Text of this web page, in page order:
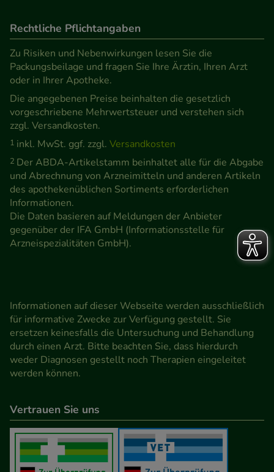
Rechtliche Pflichtangaben
Zu Risiken und Nebenwirkungen lesen Sie die
Packungsbeilage und fragen Sie Ihre Ärztin, Ihren Arzt
oder in Ihrer Apotheke.
Die angegebenen Preise beinhalten die gesetzlich
vorgeschriebene Mehrwertsteuer und verstehen sich
zzgl. Versandkosten.
1 inkl. MwSt. ggf. zzgl. Versandkosten
2 Der ABDA-Artikelstamm beinhaltet alle für die Abgabe
und Abrechnung von Arzneimitteln und anderen Artikeln
des apothekenüblichen Sortiments erforderlichen
Informationen.
Die Daten basieren auf Meldungen der Anbieter
gegenüber der IFA GmbH (Informationsstelle für
Arzneispezialitäten GmbH).
Informationen auf dieser Webseite werden ausschließlich
für informative Zwecke zur Verfügung gestellt. Sie
ersetzen keinesfalls die Untersuchung und Behandlung
durch einen Arzt. Bitte beachten Sie, dass hierdurch
weder Diagnosen gestellt noch Therapien eingeleitet
werden können.
Vertrauen Sie uns